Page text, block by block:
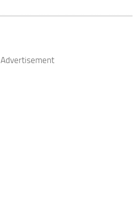
Advertisement